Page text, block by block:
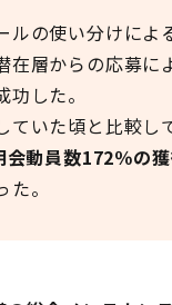
ルの使い分けによ
在層からの応募に
した。
ていた頃と比較し
会動員数172％の
。